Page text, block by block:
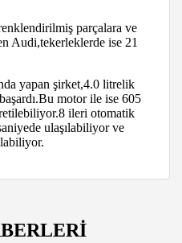
parçalara ve
Audi,tekerleklerde ise 21
yapan şirket,4.0 litrelik
motor ile ise 605
ileri otomatik
ulaşılabiliyor ve